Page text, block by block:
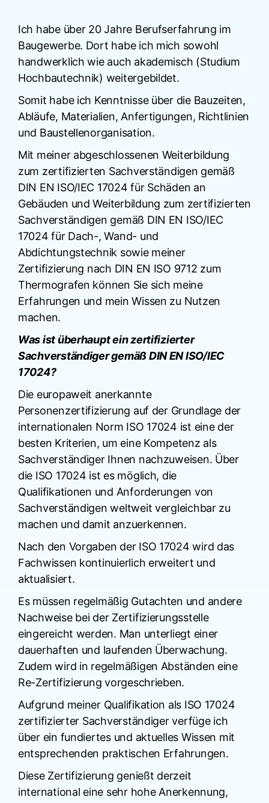
Ich habe über 20 Jahre Berufserfahrung im
Baugewerbe. Dort habe ich mich sowohl
handwerklich wie auch akademisch (Studium
Hochbautechnik) weitergebildet.
Somit habe ich Kenntnisse über die Bauzeiten,
Abläufe, Materialien, Anfertigungen, Richtlinien
und Baustellenorganisation.
Mit meiner abgeschlossenen Weiterbildung
zum zertifizierten Sachverständigen gemäß
DIN EN ISO/IEC 17024 für Schäden an
Gebäuden und Weiterbildung zum zertifizierten
Sachverständigen gemäß DIN EN ISO/IEC
17024 für Dach-, Wand- und
Abdichtungstechnik sowie meiner
Zertifizierung nach DIN EN ISO 9712 zum
Thermografen können Sie sich meine
Erfahrungen und mein Wissen zu Nutzen
machen.
Was ist überhaupt ein zertifizierter
Sachverständiger gemäß DIN EN ISO/IEC
17024?
Die europaweit anerkannte
Personenzertifizierung auf der Grundlage der
internationalen Norm ISO 17024 ist eine der
besten Kriterien, um eine Kompetenz als
Sachverständiger Ihnen nachzuweisen. Über
die ISO 17024 ist es möglich, die
Qualifikationen und Anforderungen von
Sachverständigen weltweit vergleichbar zu
machen und damit anzuerkennen.
Nach den Vorgaben der ISO 17024 wird das
Fachwissen kontinuierlich erweitert und
aktualisiert.
Es müssen regelmäßig Gutachten und andere
Nachweise bei der Zertifizierungsstelle
eingereicht werden. Man unterliegt einer
dauerhaften und laufenden Überwachung.
Zudem wird in regelmäßigen Abständen eine
Re-Zertifizierung vorgeschrieben.
Aufgrund meiner Qualifikation als ISO 17024
zertifizierter Sachverständiger verfüge ich
über ein fundiertes und aktuelles Wissen mit
entsprechenden praktischen Erfahrungen.
Diese Zertifizierung genießt derzeit
international eine sehr hohe Anerkennung,